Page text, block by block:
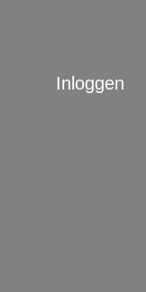
Inloggen